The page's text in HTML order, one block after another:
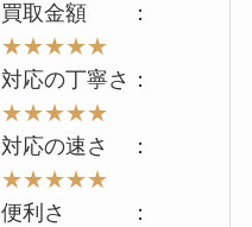
買取金額 ：
★★★★★
対応の丁寧さ：
★★★★★
対応の速さ ：
★★★★★
便利さ ：